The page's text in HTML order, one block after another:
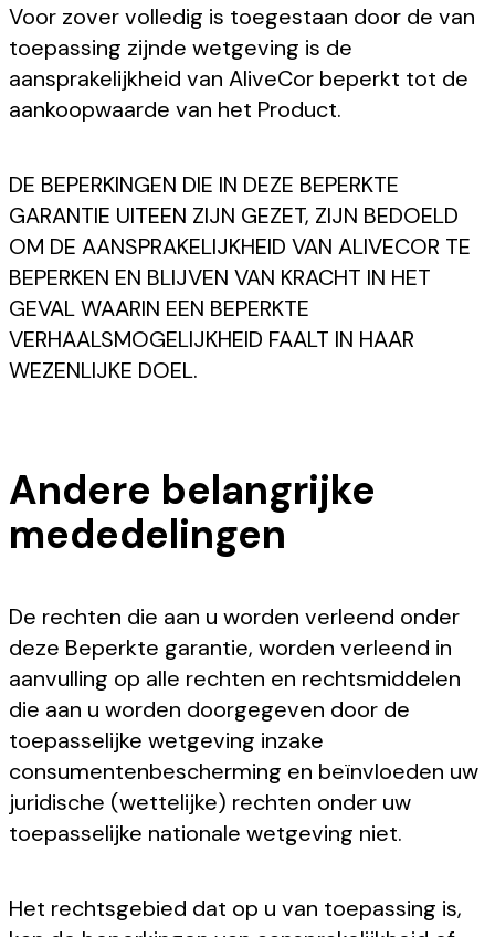
Voor zover volledig is toegestaan door de van
toepassing zijnde wetgeving is de
aansprakelijkheid van AliveCor beperkt tot de
aankoopwaarde van het Product.
DE BEPERKINGEN DIE IN DEZE BEPERKTE
GARANTIE UITEEN ZIJN GEZET, ZIJN BEDOELD
OM DE AANSPRAKELIJKHEID VAN ALIVECOR TE
BEPERKEN EN BLIJVEN VAN KRACHT IN HET
GEVAL WAARIN EEN BEPERKTE
VERHAALSMOGELIJKHEID FAALT IN HAAR
WEZENLIJKE DOEL.
Andere belangrijke
mededelingen
De rechten die aan u worden verleend onder
deze Beperkte garantie, worden verleend in
aanvulling op alle rechten en rechtsmiddelen
die aan u worden doorgegeven door de
toepasselijke wetgeving inzake
consumentenbescherming en beïnvloeden uw
juridische (wettelijke) rechten onder uw
toepasselijke nationale wetgeving niet.
Het rechtsgebied dat op u van toepassing is,